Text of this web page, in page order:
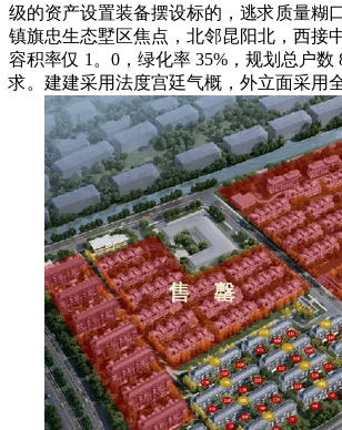
级的资产设置装备摆设标的，逃求质量糊
镇旗忠生态墅区焦点，北邻昆阳北，西接
容积率仅 1。0，绿化率 35%，规划总户
求。建建采用法度宫廷气概，外立面采用